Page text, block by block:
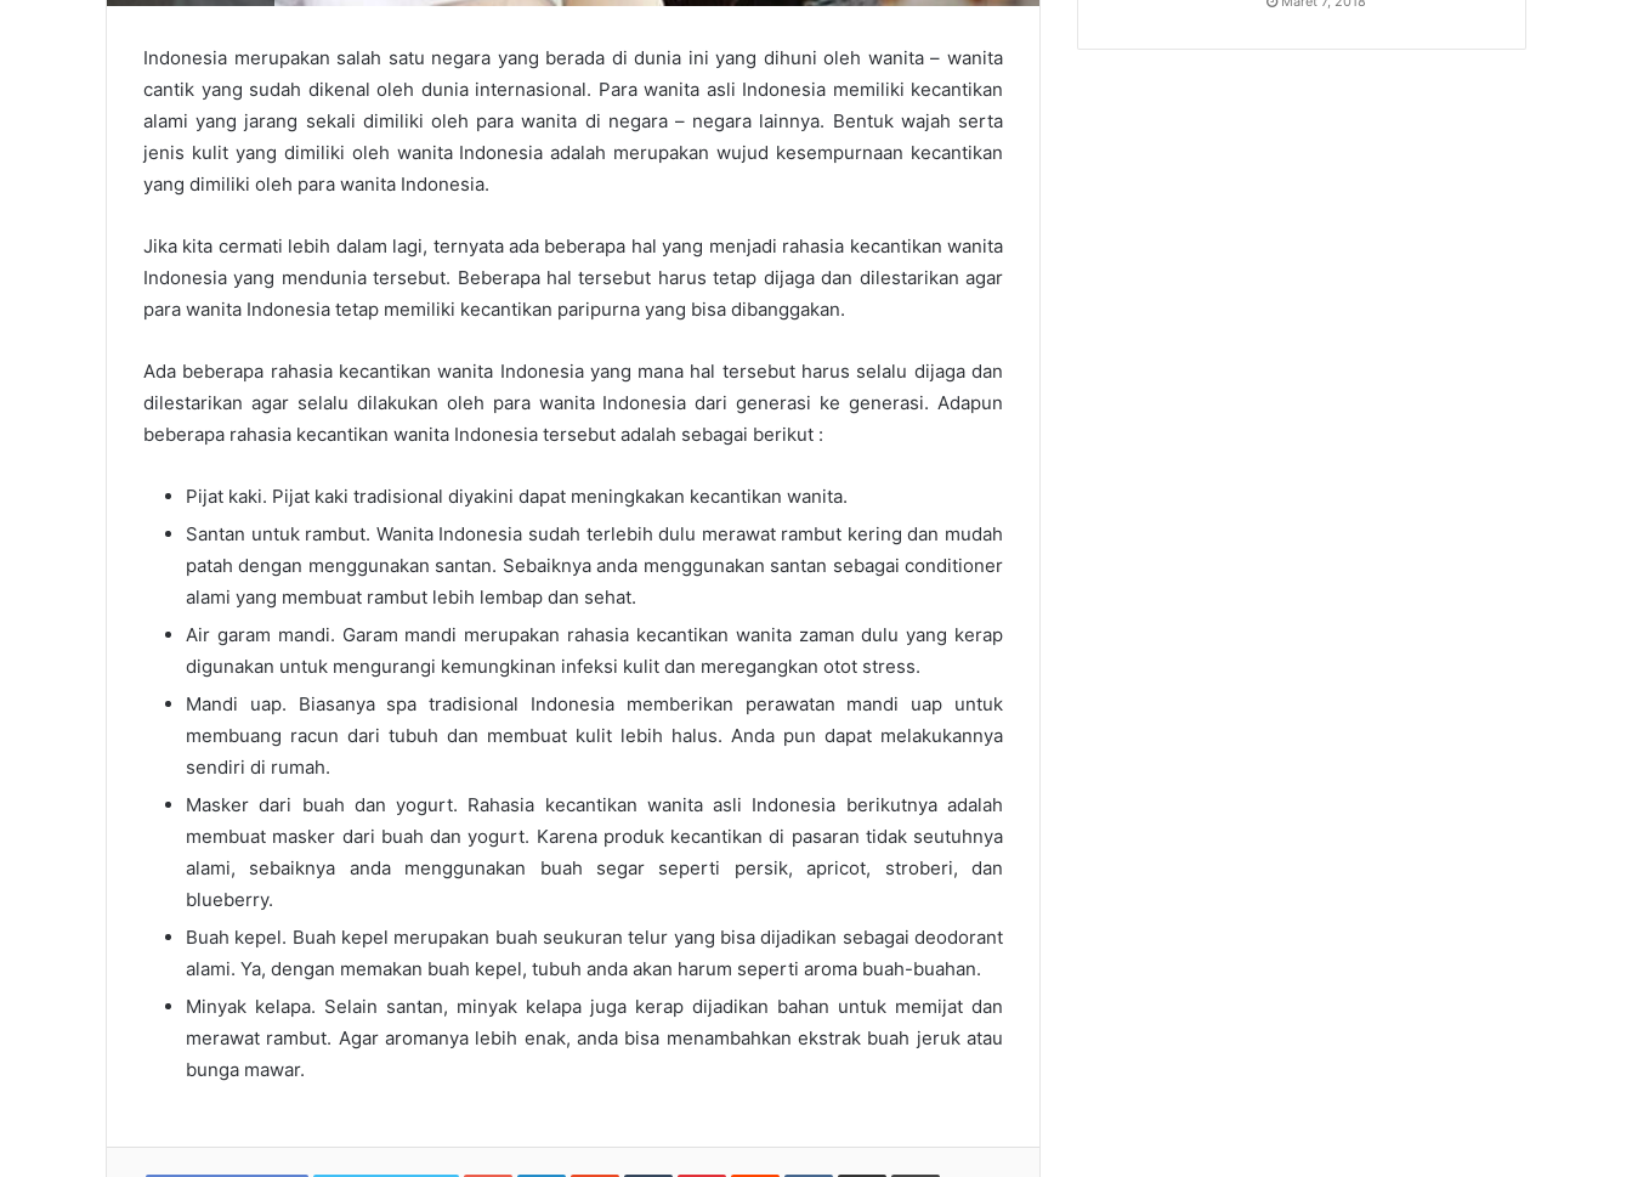
Indonesia merupakan salah satu negara yang berada di dunia ini yang dihuni oleh wanita – wanita
cantik yang sudah dikenal oleh dunia internasional. Para wanita asli Indonesia memiliki kecantikan
alami yang jarang sekali dimiliki oleh para wanita di negara – negara lainnya. Bentuk wajah serta
jenis kulit yang dimiliki oleh wanita Indonesia adalah merupakan wujud kesempurnaan kecantikan
yang dimiliki oleh para wanita Indonesia.
Jika kita cermati lebih dalam lagi, ternyata ada beberapa hal yang menjadi rahasia kecantikan wanita
Indonesia yang mendunia tersebut. Beberapa hal tersebut harus tetap dijaga dan dilestarikan agar
para wanita Indonesia tetap memiliki kecantikan paripurna yang bisa dibanggakan.
Ada beberapa rahasia kecantikan wanita Indonesia yang mana hal tersebut harus selalu dijaga dan
dilestarikan agar selalu dilakukan oleh para wanita Indonesia dari generasi ke generasi. Adapun
beberapa rahasia kecantikan wanita Indonesia tersebut adalah sebagai berikut :
Pijat kaki. Pijat kaki tradisional diyakini dapat meningkakan kecantikan wanita.
Santan untuk rambut. Wanita Indonesia sudah terlebih dulu merawat rambut kering dan mudah
patah dengan menggunakan santan. Sebaiknya anda menggunakan santan sebagai conditioner
alami yang membuat rambut lebih lembap dan sehat.
Air garam mandi. Garam mandi merupakan rahasia kecantikan wanita zaman dulu yang kerap
digunakan untuk mengurangi kemungkinan infeksi kulit dan meregangkan otot stress.
Mandi uap. Biasanya spa tradisional Indonesia memberikan perawatan mandi uap untuk
membuang racun dari tubuh dan membuat kulit lebih halus. Anda pun dapat melakukannya
sendiri di rumah.
Masker dari buah dan yogurt. Rahasia kecantikan wanita asli Indonesia berikutnya adalah
membuat masker dari buah dan yogurt. Karena produk kecantikan di pasaran tidak seutuhnya
alami, sebaiknya anda menggunakan buah segar seperti persik, apricot, stroberi, dan
blueberry.
Buah kepel. Buah kepel merupakan buah seukuran telur yang bisa dijadikan sebagai deodorant
alami. Ya, dengan memakan buah kepel, tubuh anda akan harum seperti aroma buah-buahan.
Minyak kelapa. Selain santan, minyak kelapa juga kerap dijadikan bahan untuk memijat dan
merawat rambut. Agar aromanya lebih enak, anda bisa menambahkan ekstrak buah jeruk atau
bunga mawar.